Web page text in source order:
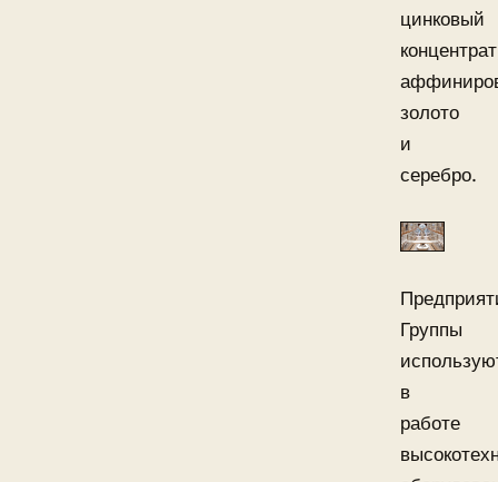
цинковый
золото
и
серебро.
Группы
в
работе